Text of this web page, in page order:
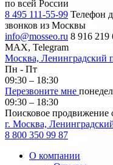
по всей России
8 495 111-55-99 Телефон
звонков из Москвы
info@mosseo.ru 8 916 219
MAX, Telegram
Москва, Ленинградский
Пн - Пт
09:30 – 18:30
Перезвоните мне
09:30 – 18:30
Поисковое продвижение
г. Москва,
8 800 350 99 87
О компании